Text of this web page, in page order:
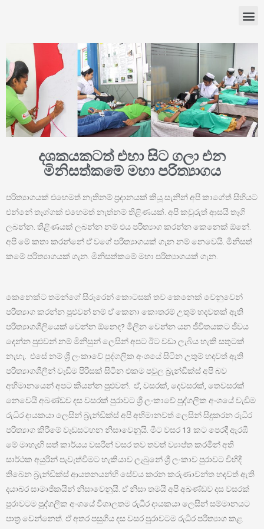
දශකයකටත් එහා සිට ගලා එන
මිනිසත්කමේ මහා පරිත්‍යාගය
පරිත්‍යාගයක් එහෙමත් නැතිනම් ප්‍රදානයක් කියූ සැනින් අපි කාගේත් සිහියට
එන්නේ තෑග්ගක් එහෙමත් නැත්නම් තිළිණයක්. අපි කවුරුත් ආසයි තෑගි
ලබන්න. තිළිණයක් ලබන්න නම් එය පරිත්‍යාග කරන්න කෙනෙක් ඕනේ.
අපි මේ කතා කරන්නේ ඒ වගේ පරිත්‍යාගයක් ගැන නම් නෙවෙයි. මිනිසත්
කමේ පරිත්‍යාගයක් ගැන. මිනිසත්කමේ මහා පරිත්‍යාගයක් ගැන.
කෙනෙක්ට තමන්ගේ සිරුරෙන් කොටසක් තව කෙනෙක් වෙනුවෙන්
පරිත්‍යාග කරන්න පුළුවන් නම් ඒ කෙනා කොතරම් උතුම් හදවතක් ඇති
පරිත්‍යාගශීලියෙක් වෙන්න ඕනෙද? මිලින වෙන්න යන ජීවිතයකට ජීවය
දෙන්න පුළුවන් නම් මිනිසුන් ලෙසින් අපට ඊට වඩා ලැබිය හැකි සතුටක්
නැහැ. එසේ නම් ශ්‍රී ලංකාවේ පුද්ගලික අංශයේ සිටින උතුම් හදවත් ඇති
පරිත්‍යාගශීලීන් වැඩිම පිරිසක් සිටින එකම පවුල බ්‍රැන්ඩික්ස් අපි බව
අභිමානයෙන් අපට කියන්න පුළුවන්. ඒ, වසරක්, දෙවසරක්, තෙවසරක්
නෙවෙයි අඛණ්ඩව දස වසරක් පුරාවට ශ්‍රී ලංකාවේ පුද්ගලික අංශයේ වැඩිම
රුධිර දායකයා ලෙසින් බ්‍රැන්ඩික්ස් අපි අභිමානවත් ලෙසින් සිදුකරන රුධිර
පරිත්‍යාග කිරීමේ වැඩසටහන නිසාවෙනුයි. මීට වසර 13 කට පෙරදී ඇරඹී
මේ මාහැඟි සත් කාර්යය වසරින් වසර තව තවත් ව්‍යාප්ත කරමින් අති
සාර්ථක අයුරින් පැවැත්වීමට හැකියාව ලැබුනේ ශ්‍රී ලංකාව පුරාවට විහිදී
තිබෙන බ්‍රැන්ඩික්ස් ආයතනයන්හි සේවය කරන කරුණාවන්ත හදවත් ඇති
දයාබර සාමාජිකයින් නිසාවෙනුයි. ඒ නිසා තමයි අපි අඛණ්ඩව දස වසරක්
පුරාවටම පුද්ගලික අංශයේ විශාලතම රුධිර දායකයා ලෙසින් සම්මානයට
පාත්‍ර වෙන්නෙත්. ඒ අතර පසුගිය දස වසර පුරාවටම රුධිර පරිත්‍යාග කළ